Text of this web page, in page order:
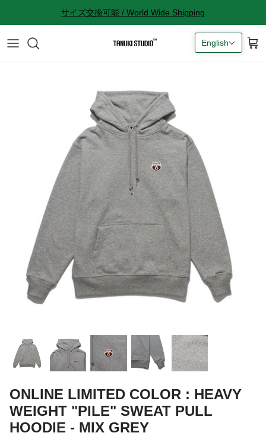
サイズ交換可能 / World Wide Shipping
All accessories
サイズ感に関して
購入完了メールが来ない
ギフトラッピングに関して
ONLINE LIMITED COLOR : HEAVY
WEIGHT "PILE" SWEAT PULL
HOODIE - MIX GREY
English